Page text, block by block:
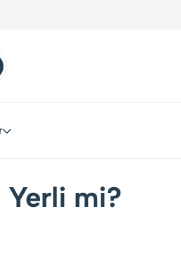
Yerli Markalarla Buluşuyor!
mi?